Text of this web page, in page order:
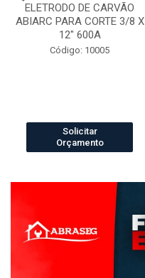
ELETRODO DE CARVÃO
ABIARC PARA CORTE 3/8 X
12" 600A
Código: 10005
Solicitar
Orçamento